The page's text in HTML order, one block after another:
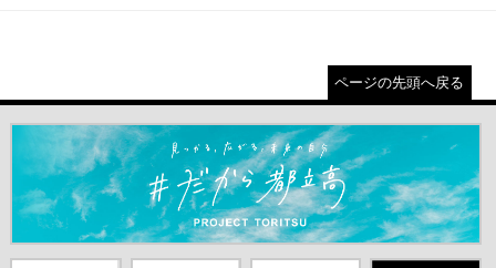
ページの先頭へ戻る
＃だから都立高（別ウインドウが開きます）